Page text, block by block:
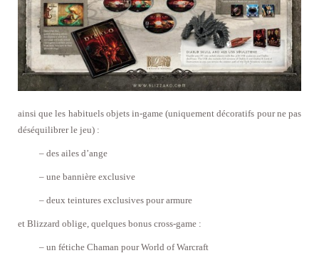
ainsi que les habituels objets in-game (uniquement décoratifs pour ne pas
déséquilibrer le jeu) :
– des ailes d’ange
– une bannière exclusive
– deux teintures exclusives pour armure
et Blizzard oblige, quelques bonus cross-game :
– un fétiche Chaman pour World of Warcraft